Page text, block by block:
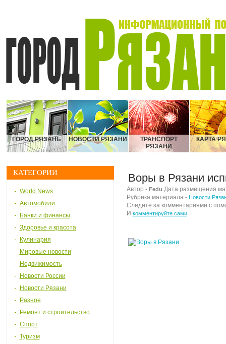
ГОРОД РЯЗАНЬ НОВОСТИ РЯЗАНИ
ТРАНСПОРТ
РЯЗАНИ
КАРТА
КАТЕГОРИИ
World News
Автомобили
Банки и финансы
Здоровье и красота
Кулинария
Мировые новости
Недвижимость
Новости России
Новости Рязани
Разное
Ремонт и строительство
Спорт
Туризм
Воры в Рязани
Автор - Fedu Дата размещения
Рубрика материала - Новости
Следите за комментариями с
И комментируйте сами